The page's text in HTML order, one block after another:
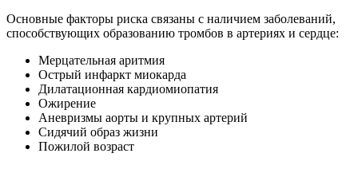
Основные факторы риска связаны с наличием заболеваний,
способствующих образованию тромбов в артериях и сердце:
Мерцательная аритмия
Острый инфаркт миокарда
Дилатационная кардиомиопатия
Ожирение
Аневризмы аорты и крупных артерий
Сидячий образ жизни
Пожилой возраст